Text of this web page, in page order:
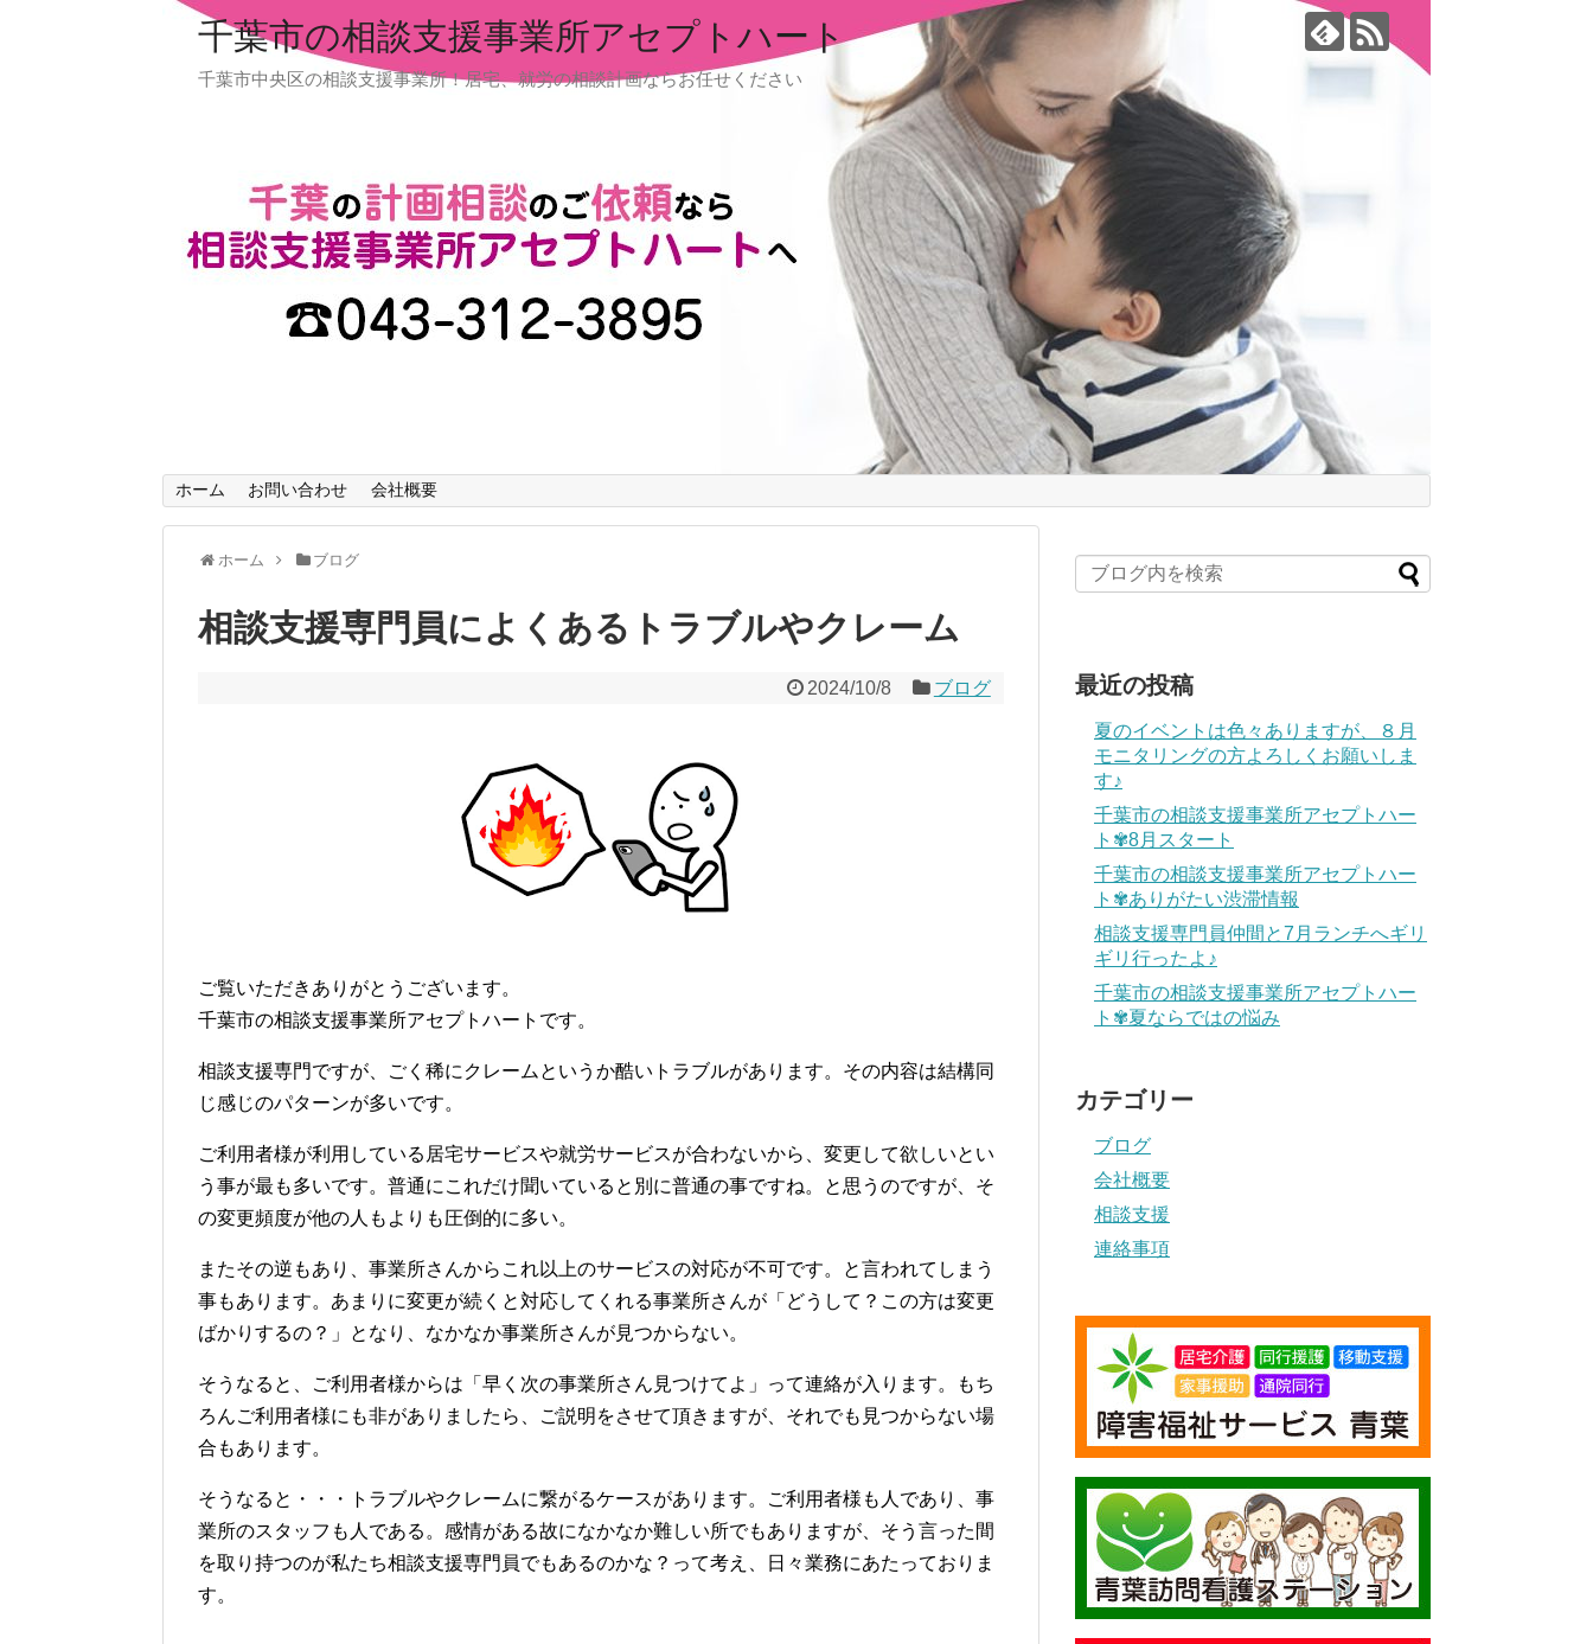
千葉市の相談支援事業所アセプトハート
千葉市中央区の相談支援事業所！居宅、就労の相談計画ならお任せください
ホーム お問い合わせ 会社概要
ホーム ブログ
相談支援専門員によくあるトラブルやクレーム
2024/10/8 ブログ
ご覧いただきありがとうございます。
千葉市の相談支援事業所アセプトハートです。
相談支援専門ですが、ごく稀にクレームというか酷いトラブルがあります。その内容は結構同
じ感じのパターンが多いです。
ご利用者様が利用している居宅サービスや就労サービスが合わないから、変更して欲しいとい
う事が最も多いです。普通にこれだけ聞いていると別に普通の事ですね。と思うのですが、そ
の変更頻度が他の人もよりも圧倒的に多い。
またその逆もあり、事業所さんからこれ以上のサービスの対応が不可です。と言われてしまう
事もあります。あまりに変更が続くと対応してくれる事業所さんが「どうして？この方は変更
ばかりするの？」となり、なかなか事業所さんが見つからない。
そうなると、ご利用者様からは「早く次の事業所さん見つけてよ」って連絡が入ります。もち
ろんご利用者様にも非がありましたら、ご説明をさせて頂きますが、それでも見つからない場
合もあります。
そうなると・・・トラブルやクレームに繋がるケースがあります。ご利用者様も人であり、事
業所のスタッフも人である。感情がある故になかなか難しい所でもありますが、そう言った間
を取り持つのが私たち相談支援専門員でもあるのかな？って考え、日々業務にあたっておりま
す。
最近の投稿
夏のイベントは色々ありますが、８月
モニタリングの方よろしくお願いしま
す♪
千葉市の相談支援事業所アセプトハー
ト✾8月スタート
千葉市の相談支援事業所アセプトハー
ト✾ありがたい渋滞情報
相談支援専門員仲間と7月ランチへギリ
ギリ行ったよ♪
千葉市の相談支援事業所アセプトハー
ト✾夏ならではの悩み
カテゴリー
ブログ
会社概要
相談支援
連絡事項